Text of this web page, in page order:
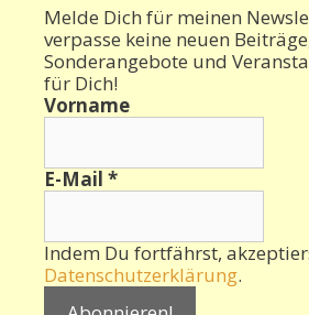
Melde Dich für meinen
verpasse keine neuen
Sonderangebote und
für Dich!
Vorname
E-Mail *
Indem Du fortfährst,
Datenschutzerklärung.